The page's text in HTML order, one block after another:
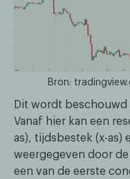
Bron:
Dit wordt beschouwd
Vanaf hier kan een
as), tijdsbestek (x-as)
weergegeven door
een van de eerste